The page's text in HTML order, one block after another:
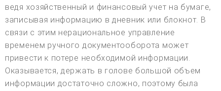
ведя хозяйственный и финансовый учет на бумаге,
записывая информацию в дневник или блокнот. В
связи с этим нерациональное управление
временем ручного документооборота может
привести к потере необходимой информации.
Оказывается, держать в голове большой объем
информации достаточно сложно, поэтому была